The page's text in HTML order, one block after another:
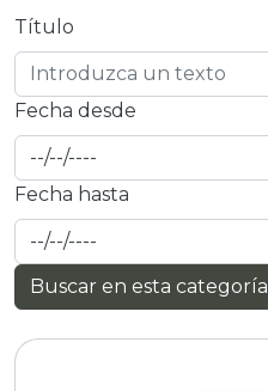
Título
Fecha desde
Fecha hasta
Buscar en esta categoría